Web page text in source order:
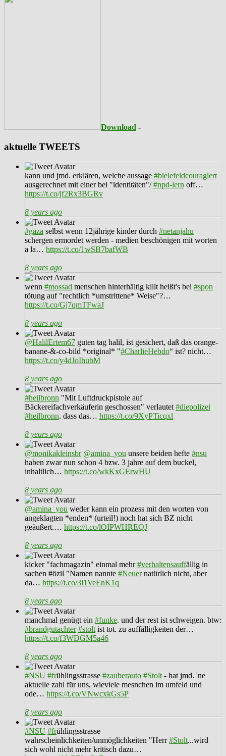
Download -
aktuelle TWEETS
kann und jmd. erklären, welche aussage #bielefeldcouragiert
ausgerechnet mit einer bei "identitäten"/#npd-lern off…
https://t.co/jf2Rx3BGRv
8 years ago
#gaza selbst wenn 12jährige kinder durch #netanjahu
schergen ermordet werden - medien beschönigen mit worten
a la… https://t.co/1wSB7bafWB
8 years ago
wenn #mossad menschen hinterhältig killt heißt's bei #spon
tötung auf "rechtlich *umstrittene* Weise"?…
https://t.co/Gj7qmTFwaJ
8 years ago
@HalilErtem67 guten tag halil, ist gesichert, daß das orange-
banane-&-co-bild *original* "#CharlieHebdo“ ist? nicht…
https://t.co/y4dJoIhubM
8 years ago
#heilbronn "Mit Luftdruckpistole auf
Bäckereifachverkäuferin geschossen" verlautet #diepolizei
#heilbronn. dass das… https://t.co/9XyPTicqxl
8 years ago
@monikakleinsbr @amina_you unsere beiden hefte #nsu
haben zwar nun schon 4 bzw. 3 jahre auf dem buckel,
inhaltlich… https://t.co/wkKxGErwHU
8 years ago
@amina_you weder kann ein prozess mit den worten von
angeklagten *enden* (urteil!) noch hat sich BZ nicht
geäußert.… https://t.co/lOIPWHREQJ
8 years ago
kicker "fachmagazin" einmal mehr#verhaltensauffällig in
sachen #özil "Namen nannte #Neuernatürlich nicht, aber
da… https://t.co/3l1VeEnK1q
8 years ago
manchmal genügt ein #funke. und der rest ist schweigen. btw:
#brandgutachter #stolt ist tot. zu auffälligkeiten der…
https://t.co/f3WDGM5a46
8 years ago
#NSU #frühlingsstrasse #zauberauto #Stolt - hat jmd. 'ne
aktuelle zahl für uns, wieviele mesnchen im umfeld und
ode… https://t.co/VNwcxkGs5P
8 years ago
#NSU #frühlingsstrasse
wahrscheinlichkeiten/unmöglichkeiten "Herr#Stolt...wird
sich wohl nicht mehr kritisch dazu…